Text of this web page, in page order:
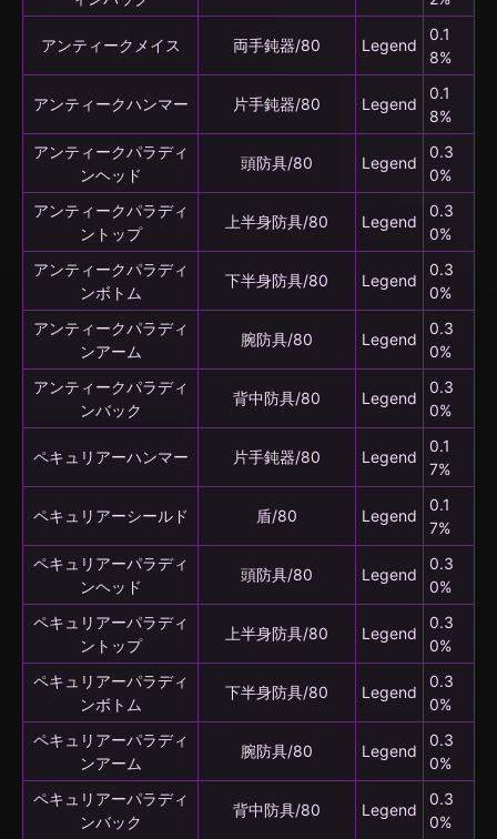
アンティークメイス 両手鈍器/80 Legend
0.1
8%
アンティークハンマー 片手鈍器/80 Legend
0.1
8%
アンティークパラディ
ンヘッド
頭防具/80 Legend
0.3
0%
アンティークパラディ
ントップ
上半身防具/80 Legend
0.3
0%
アンティークパラディ
ンボトム
下半身防具/80 Legend
0.3
0%
アンティークパラディ
ンアーム
腕防具/80 Legend
0.3
0%
アンティークパラディ
ンバック
背中防具/80 Legend
0.3
0%
ペキュリアーハンマー 片手鈍器/80 Legend
0.1
7%
ペキュリアーシールド 盾/80 Legend
0.1
7%
ペキュリアーパラディ
ンヘッド
頭防具/80 Legend
0.3
0%
ペキュリアーパラディ
ントップ
上半身防具/80 Legend
0.3
0%
ペキュリアーパラディ
ンボトム
下半身防具/80 Legend
0.3
0%
ペキュリアーパラディ
ンアーム
腕防具/80 Legend
0.3
0%
ペキュリアーパラディ
ンバック
背中防具/80 Legend
0.3
0%